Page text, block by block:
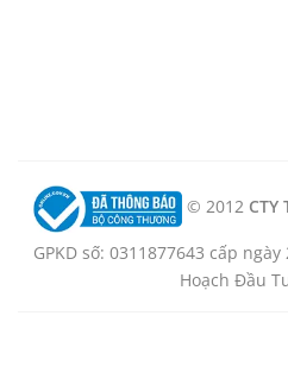
© 2012 CTY
GPKD số: 0311877643 cấp
Hoạch Đầu